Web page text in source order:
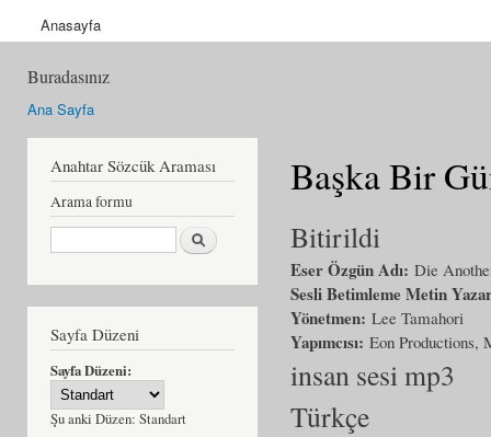
Anasayfa
Buradasınız
Ana Sayfa
Anahtar Sözcük Araması
Arama formu
Ara
Sayfa Düzeni
Sayfa Düzeni:
Şu anki Düzen: Standart
Başka Bir
Bitirildi
Eser Özgün Adı: Die
Sesli Betimleme Metin
Yönetmen: Lee Tamahori
Yapımcısı: Eon Productions,
insan sesi mp3
Türkçe